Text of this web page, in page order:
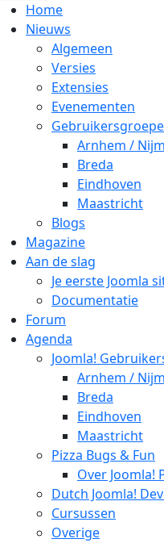
Home
Nieuws
Algemeen
Versies
Extensies
Evenementen
Arnhem /
Breda
Eindhoven
Maastricht
Blogs
Magazine
Aan de slag
Je eerste Joomla
Documentatie
Forum
Agenda
Joomla!
Arnhem /
Breda
Eindhoven
Maastricht
Pizza Bugs & Fun
Over Joomla!
Dutch Joomla!
Cursussen
Overige